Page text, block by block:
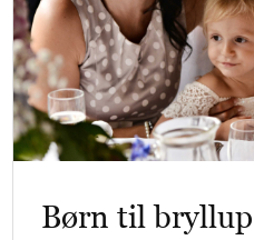
Børn til bryllup